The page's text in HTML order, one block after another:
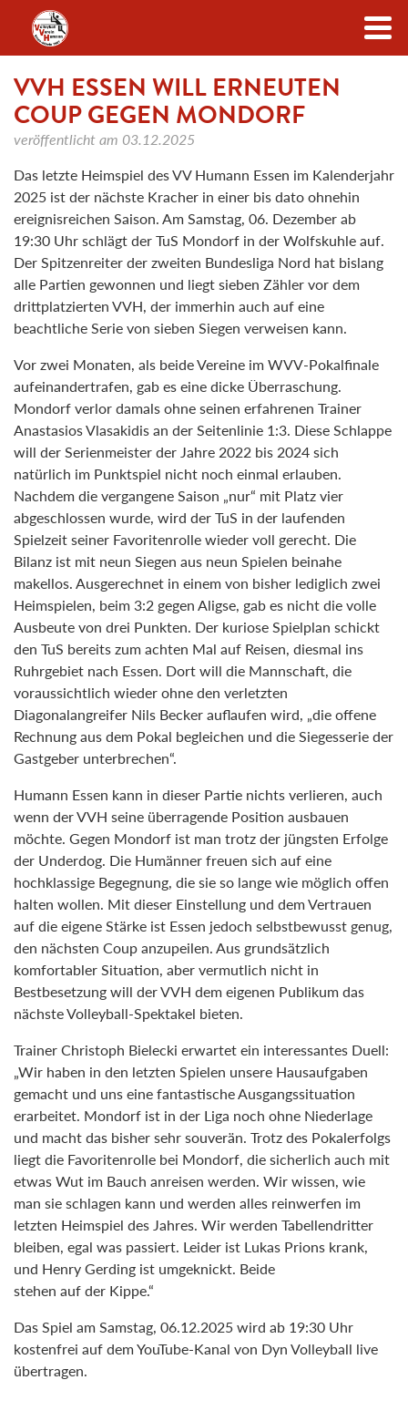
Zum Inhalt
VVH ESSEN WILL ERNEUTEN
COUP GEGEN MONDORF
veröffentlicht am 03.12.2025
Das letzte Heimspiel des VV Humann Essen im Kalenderjahr
2025 ist der nächste Kracher in einer bis dato ohnehin
ereignisreichen Saison. Am Samstag, 06. Dezember ab
19:30 Uhr schlägt der TuS Mondorf in der Wolfskuhle auf.
Der Spitzenreiter der zweiten Bundesliga Nord hat bislang
alle Partien gewonnen und liegt sieben Zähler vor dem
drittplatzierten VVH, der immerhin auch auf eine
beachtliche Serie von sieben Siegen verweisen kann.
Vor zwei Monaten, als beide Vereine im WVV-Pokalfinale
aufeinandertrafen, gab es eine dicke Überraschung.
Mondorf verlor damals ohne seinen erfahrenen Trainer
Anastasios Vlasakidis an der Seitenlinie 1:3. Diese Schlappe
will der Serienmeister der Jahre 2022 bis 2024 sich
natürlich im Punktspiel nicht noch einmal erlauben.
Nachdem die vergangene Saison „nur“ mit Platz vier
abgeschlossen wurde, wird der TuS in der laufenden
Spielzeit seiner Favoritenrolle wieder voll gerecht. Die
Bilanz ist mit neun Siegen aus neun Spielen beinahe
makellos. Ausgerechnet in einem von bisher lediglich zwei
Heimspielen, beim 3:2 gegen Aligse, gab es nicht die volle
Ausbeute von drei Punkten. Der kuriose Spielplan schickt
den TuS bereits zum achten Mal auf Reisen, diesmal ins
Ruhrgebiet nach Essen. Dort will die Mannschaft, die
voraussichtlich wieder ohne den verletzten
Diagonalangreifer Nils Becker auflaufen wird, „die offene
Rechnung aus dem Pokal begleichen und die Siegesserie der
Gastgeber unterbrechen“.
Humann Essen kann in dieser Partie nichts verlieren, auch
wenn der VVH seine überragende Position ausbauen
möchte. Gegen Mondorf ist man trotz der jüngsten Erfolge
der Underdog. Die Humänner freuen sich auf eine
hochklassige Begegnung, die sie so lange wie möglich offen
halten wollen. Mit dieser Einstellung und dem Vertrauen
auf die eigene Stärke ist Essen jedoch selbstbewusst genug,
den nächsten Coup anzupeilen. Aus grundsätzlich
komfortabler Situation, aber vermutlich nicht in
Bestbesetzung will der VVH dem eigenen Publikum das
nächste Volleyball-Spektakel bieten.
Trainer Christoph Bielecki erwartet ein interessantes Duell:
„Wir haben in den letzten Spielen unsere Hausaufgaben
gemacht und uns eine fantastische Ausgangssituation
erarbeitet. Mondorf ist in der Liga noch ohne Niederlage
und macht das bisher sehr souverän. Trotz des Pokalerfolgs
liegt die Favoritenrolle bei Mondorf, die sicherlich auch mit
etwas Wut im Bauch anreisen werden. Wir wissen, wie
man sie schlagen kann und werden alles reinwerfen im
letzten Heimspiel des Jahres. Wir werden Tabellendritter
bleiben, egal was passiert. Leider ist Lukas Prions krank,
und Henry Gerding ist umgeknickt. Beide
stehen auf der Kippe.“
Das Spiel am Samstag, 06.12.2025 wird ab 19:30 Uhr
kostenfrei auf dem YouTube-Kanal von Dyn Volleyball live
übertragen.